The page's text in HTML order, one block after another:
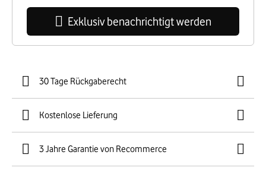
Exklusiv benachrichtigt werden
30 Tage Rückgaberecht
Kostenlose Lieferung
3 Jahre Garantie von Recommerce